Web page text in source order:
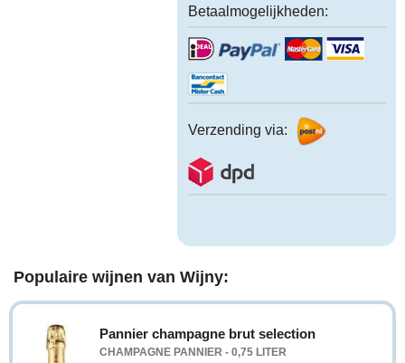
Betaalmogelijkheden:
Verzending via:
Populaire wijnen van Wijny:
Pannier champagne brut selection
CHAMPAGNE PANNIER - 0,75 LITER